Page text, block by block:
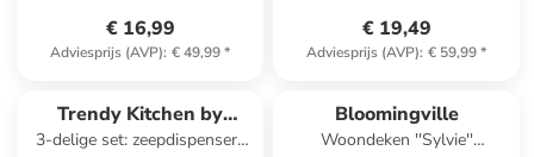
€ 16,99
Adviesprijs (AVP): € 49,99*
€ 19,49
Adviesprijs (AVP): € 59,99*
Trendy Kitchen by
EXCÉLSA
3-delige set: zeepdispensers
Bloomingville
Woondeken ''Sylvie''